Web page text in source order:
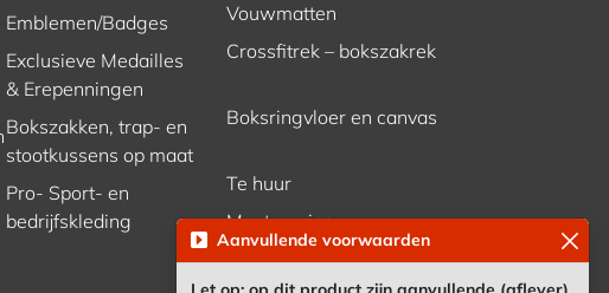
Aanvullende voorwaarden
Emblemen/Badges
Exclusieve Medailles
& Erepenningen
Bokszakken, trap- en
stootkussens op maat
Pro- Sport- en
bedrijfskleding
Vouwmatten
Crossfitrek – bokszakrek
Boksringvloer en canvas
Te huur
Maatvoering
(kick)bokshandschoenen